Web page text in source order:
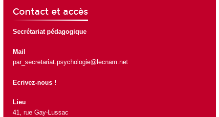
Contact et accès
Secrétariat pédagogique
Mail
par_secretariat.psychologie@lecnam.net
Ecrivez-nous !
Lieu
41, rue Gay-Lussac